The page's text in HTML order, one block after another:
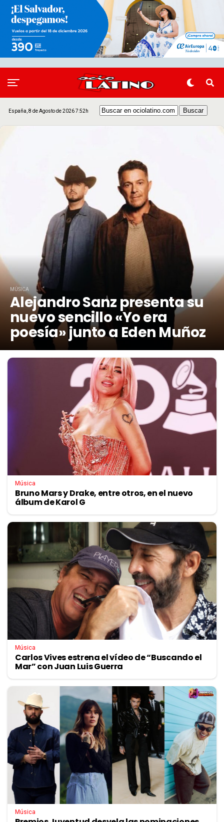
España, 8 de Agosto de 2026 7:52h
MÚSICA
Alejandro Sanz presenta su
nuevo sencillo «Yo era
poesía» junto a Eden Muñoz
Música
Bruno Mars y Drake, entre otros, en el nuevo
álbum de Karol G
Música
Carlos Vives estrena el vídeo de “Buscando el
Mar” con Juan Luis Guerra
Música